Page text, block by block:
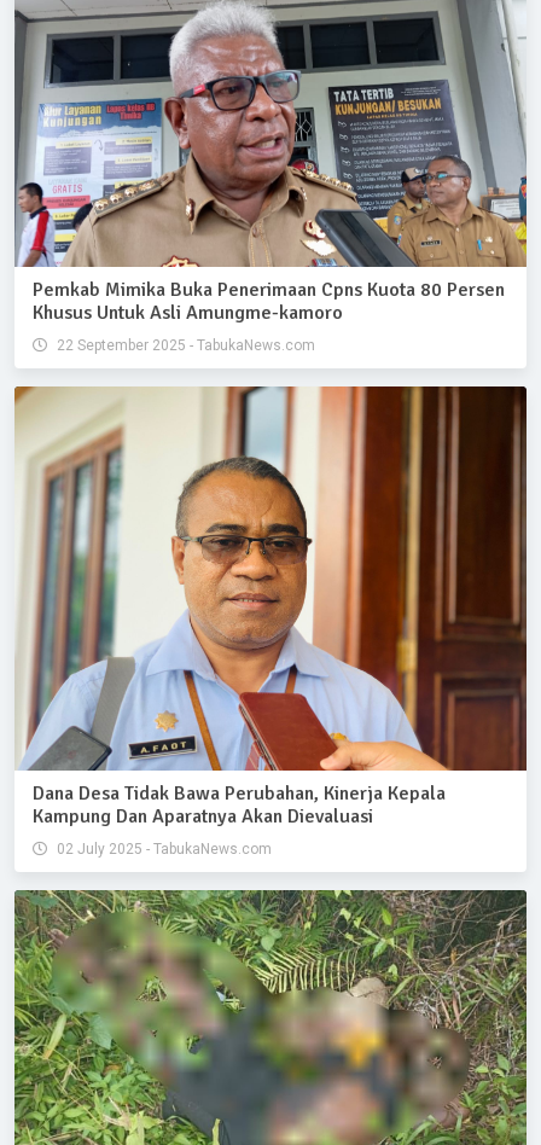
Pemkab Mimika Buka Penerimaan Cpns Kuota 80 Persen
Khusus Untuk Asli Amungme-kamoro
22 September 2025 - TabukaNews.com
Dana Desa Tidak Bawa Perubahan, Kinerja Kepala
Kampung Dan Aparatnya Akan Dievaluasi
02 July 2025 - TabukaNews.com